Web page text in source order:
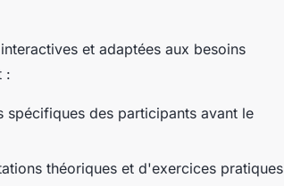
et adaptées aux besoins
:
spécifiques des participants avant le
théoriques et d'exercices pratiques